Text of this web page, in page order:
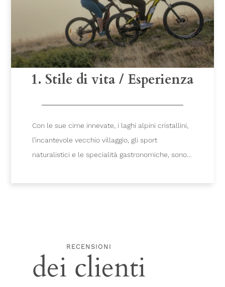
1. Stile di vita / Esperienza
Con le sue cime innevate, i laghi alpini cristallini,
l’incantevole vecchio villaggio, gli sport
naturalistici e le specialità gastronomiche, sono
RECENSIONI
dei clienti